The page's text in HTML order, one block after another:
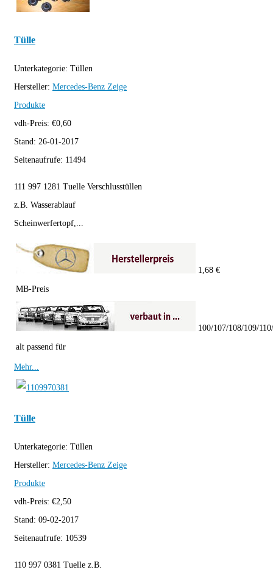
Tülle
Unterkategorie: Tüllen
Hersteller: Mercedes-Benz Zeige
Produkte
vdh-Preis: €0,60
Stand: 26-01-2017
Seitenaufrufe: 11494
111 997 1281 Tuelle Verschlusstüllen
z.B. Wasserablauf
Scheinwerfertopf,...
MB-Preis
1,68 €
alt passend für
100/107/108/109/
Mehr...
Tülle
Unterkategorie: Tüllen
Hersteller: Mercedes-Benz Zeige
Produkte
vdh-Preis: €2,50
Stand: 09-02-2017
Seitenaufrufe: 10539
110 997 0381 Tuelle z.B.